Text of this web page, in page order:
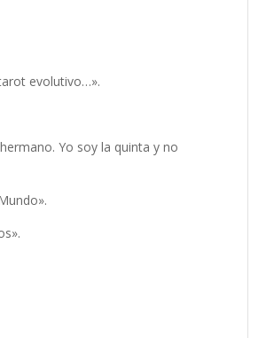
evolutivo…».
Yo soy la quinta y no